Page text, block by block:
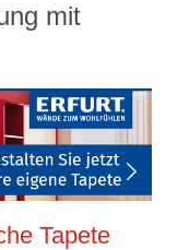
mit
Tapete